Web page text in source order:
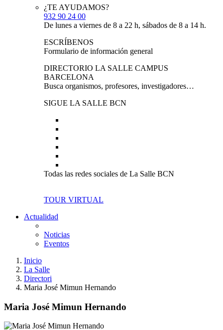
¿TE AYUDAMOS?
932 90 24 00
De lunes a viernes de 8 a 22 h, sábados de 8 a 14 h.
ESCRÍBENOS
Formulario de información general
DIRECTORIO LA SALLE CAMPUS
BARCELONA
Busca organismos, profesores, investigadores…
SIGUE LA SALLE BCN
Todas las redes sociales de La Salle BCN
TOUR VIRTUAL
Actualidad
Noticias
Eventos
Inicio
La Salle
Directori
Maria José Mimun Hernando
Maria José Mimun Hernando